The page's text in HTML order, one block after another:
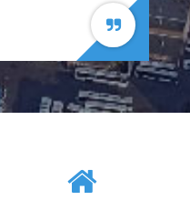
на
всему